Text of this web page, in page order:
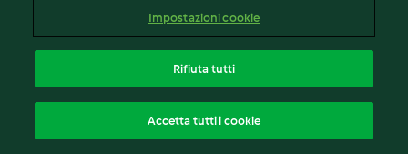
Gelato al pistacchio salato
26h 30min
Gelato al burro di arachidi
4 (5)
Impostazioni cookie
Rifiuta tutti
Accetta tutti i cookie